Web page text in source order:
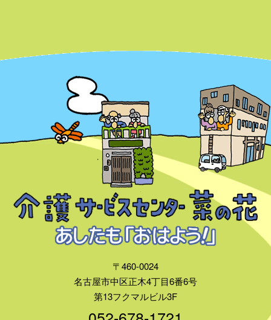
〒460-0024
名古屋市中区正木4丁目6番6号
第13フクマルビル3F